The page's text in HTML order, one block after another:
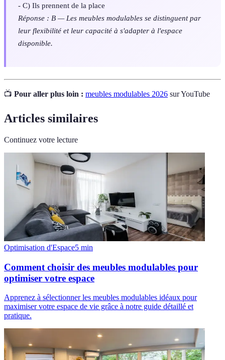
- C) Ils prennent de la place
Réponse : B — Les meubles modulables se distinguent par
leur flexibilité et leur capacité à s'adapter à l'espace
disponible.
📺 Pour aller plus loin : meubles modulables 2026 sur YouTube
Articles similaires
Continuez votre lecture
Optimisation d'Espace5 min
Comment choisir des meubles modulables pour
optimiser votre espace
Apprenez à sélectionner les meubles modulables idéaux pour
maximiser votre espace de vie grâce à notre guide détaillé et
pratique.